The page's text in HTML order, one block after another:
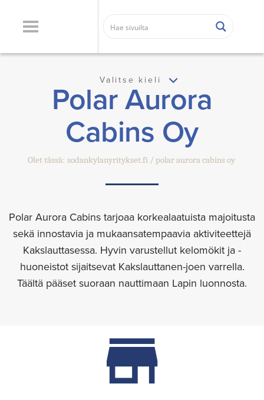
Valitse kieli
Polar Aurora
Cabins Oy
Olet tässä: sodankylanyritykset.fi polar aurora cabins oy
Polar Aurora Cabins tarjoaa korkealaatuista majoitusta
sekä innostavia ja mukaansatempaavia aktiviteettejä
Kakslauttasessa. Hyvin varustellut kelomökit ja -
huoneistot sijaitsevat Kakslauttanen-joen varrella.
Täältä pääset suoraan nauttimaan Lapin luonnosta.